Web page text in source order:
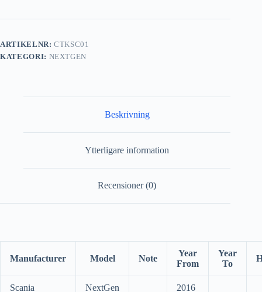
ARTIKELNR:CTKSC01
KATEGORI: NEXTGEN
Beskrivning
Ytterligare information
Recensioner (0)
Manufacturer Model Note
Year
From
Year
To
Scania NextGen 2016